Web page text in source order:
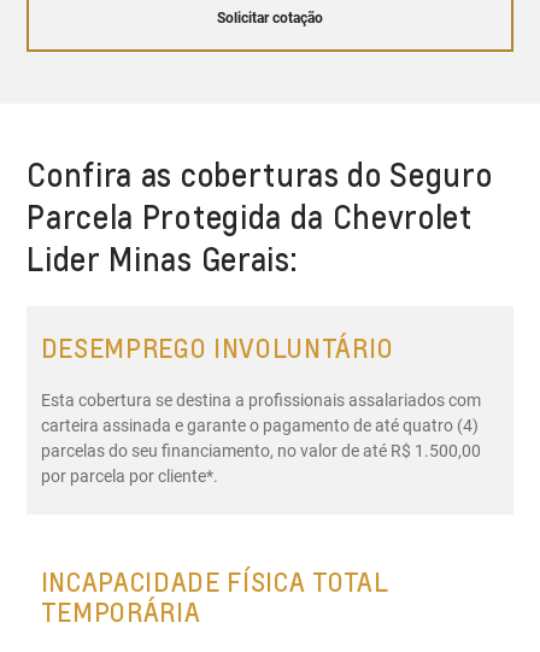
Solicitar cotação
Confira as coberturas do Seguro
Parcela Protegida da Chevrolet
Lider Minas Gerais:
DESEMPREGO INVOLUNTÁRIO
Esta cobertura se destina a profissionais assalariados com
carteira assinada e garante o pagamento de até quatro (4)
parcelas do seu financiamento, no valor de até R$ 1.500,00
por parcela por cliente*.
INCAPACIDADE FÍSICA TOTAL
TEMPORÁRIA